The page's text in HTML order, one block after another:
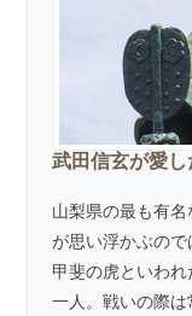
武田信玄が愛
山梨県の最も有
が思い浮かぶので
甲斐の虎といわ
一人。戦いの際